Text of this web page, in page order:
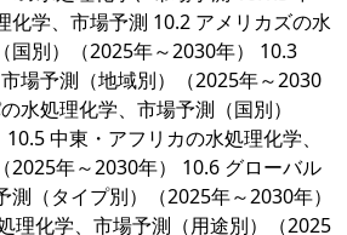
化学、市場予測 10.2 アメリカズの水
国別）（2025年～2030年） 10.3
場予測（地域別）（2025年～2030
水処理化学、市場予測（国別）
10.5 中東・アフリカの水処理化学、
2025年～2030年） 10.6 グローバル
（タイプ別）（2025年～2030年）
理化学、市場予測（用途別）（2025